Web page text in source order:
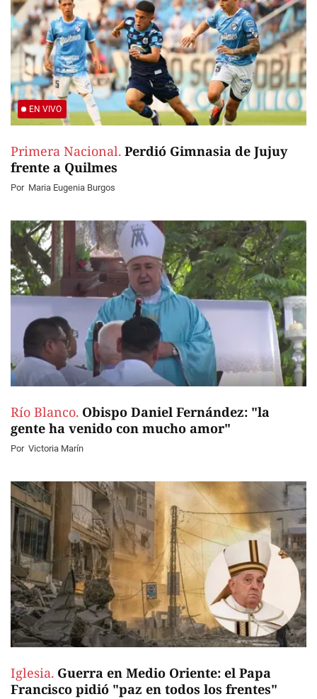
EN VIVO
Primera Nacional. Perdió Gimnasia de Jujuy
frente a Quilmes
Por Maria Eugenia Burgos
Río Blanco. Obispo Daniel Fernández: "la
gente ha venido con mucho amor"
Por Victoria Marín
Iglesia. Guerra en Medio Oriente: el Papa
Francisco pidió "paz en todos los frentes"